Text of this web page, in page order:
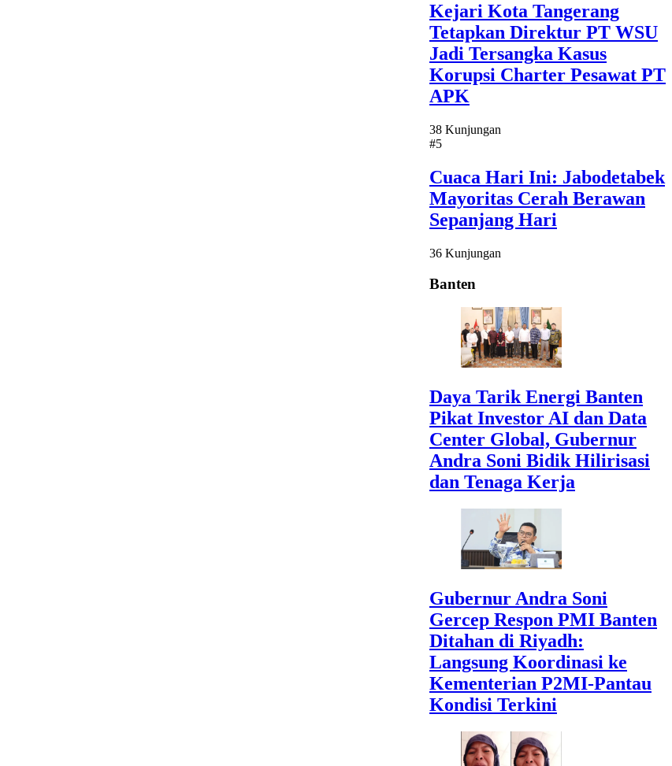
Kejari Kota Tangerang
Tetapkan Direktur PT WSU
Jadi Tersangka Kasus
Korupsi Charter Pesawat PT
APK
38 Kunjungan
#5
Cuaca Hari Ini: Jabodetabek
Mayoritas Cerah Berawan
Sepanjang Hari
36 Kunjungan
Banten
Daya Tarik Energi Banten
Pikat Investor AI dan Data
Center Global, Gubernur
Andra Soni Bidik Hilirisasi
dan Tenaga Kerja
Gubernur Andra Soni
Gercep Respon PMI Banten
Ditahan di Riyadh:
Langsung Koordinasi ke
Kementerian P2MI-Pantau
Kondisi Terkini